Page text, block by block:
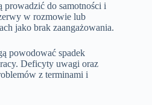
do samotności i
w rozmowie lub
jako brak zaangażowania.
powodować spadek
Deficyty uwagi oraz
z terminami i